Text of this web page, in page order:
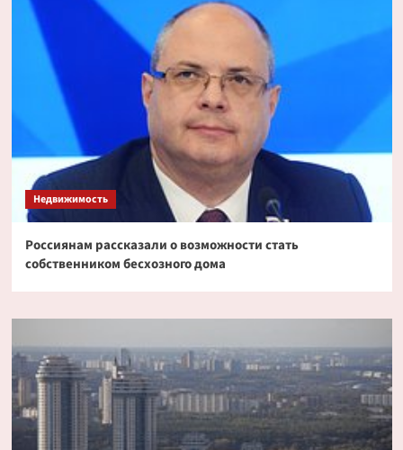
Недвижимость
Россиянам рассказали о возможности стать
собственником бесхозного дома